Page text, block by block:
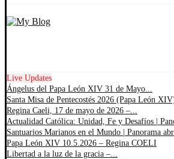
Live Updates
Ángelus del Papa León XIV 31 de Mayo...
Santa Misa de Pentecostés 2026 (Papa León
Regina Caeli, 17 de mayo de 2026 –...
Actualidad Católica: Unidad, Fe y Desafíos |
Santuarios Marianos en el Mundo | Panorama
Papa León XIV 10.5.2026 – Regina COELI
Libertad a la luz de la gracia –...